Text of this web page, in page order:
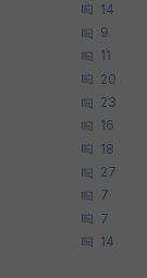
14
9
11
20
23
16
18
27
7
7
14